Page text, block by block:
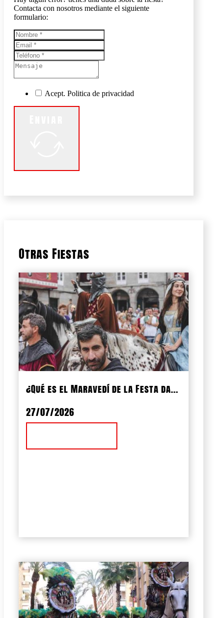
Contacta con nosotros mediante el siguiente
formulario:
Acept. Politica de privacidad
Otras Fiestas
¿Qué es el Maravedí de la Festa da...
27/07/2026